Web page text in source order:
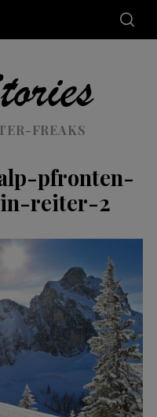
FREAKS
pfronten-
reiter-2